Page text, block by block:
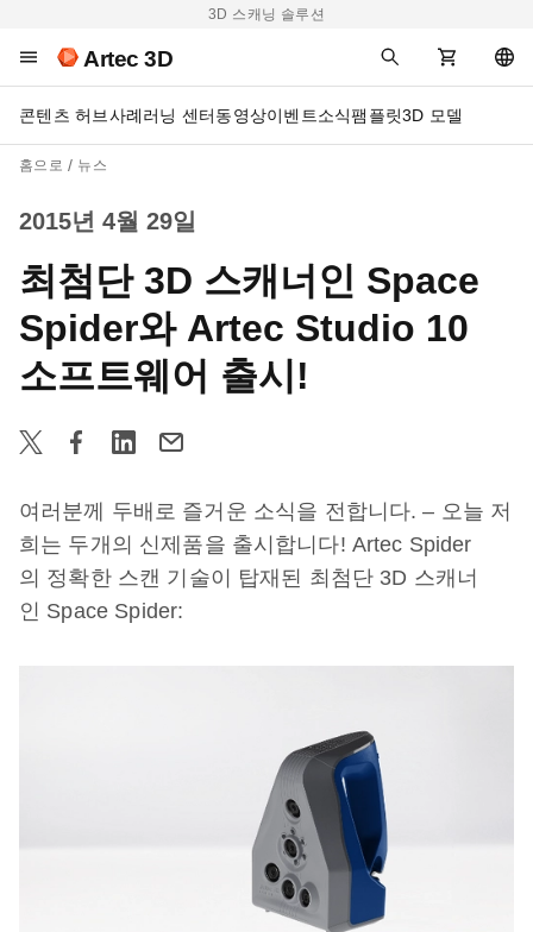
3D 스캐닝 솔루션
Artec 3D
콘텐츠 허브사례러닝 센터동영상이벤트소식팸플릿3D 모델
홈으로 뉴스
2015년 4월 29일
최첨단 3D 스캐너인 Space
Spider와 Artec Studio 10
소프트웨어 출시!
여러분께 두배로 즐거운 소식을 전합니다. – 오늘 저
희는 두개의 신제품을 출시합니다! Artec Spider
의 정확한 스캔 기술이 탑재된 최첨단 3D 스캐너
인 Space Spider: